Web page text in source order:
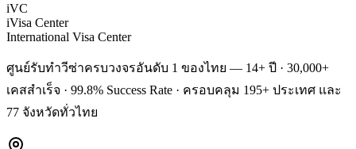
iVC
iVisa Center
International Visa Center
ศูนย์รับทำวีซ่าครบวงจรอันดับ 1 ของไทย — 14+ ปี · 30,000+
เคสสำเร็จ · 99.8% Success Rate · ครอบคลุม 195+ ประเทศ และ
77 จังหวัดทั่วไทย